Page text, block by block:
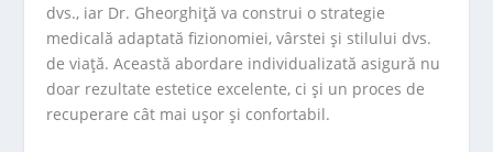
dvs., iar Dr. Gheorghiță va construi o strategie
medicală adaptată fizionomiei, vârstei și stilului dvs.
de viață. Această abordare individualizată asigură nu
doar rezultate estetice excelente, ci și un proces de
recuperare cât mai ușor și confortabil.